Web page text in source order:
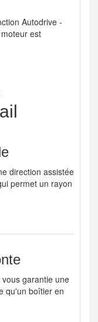
Autodrive -
est
direction assistée
permet un rayon
garantie une
qu'un boîtier en